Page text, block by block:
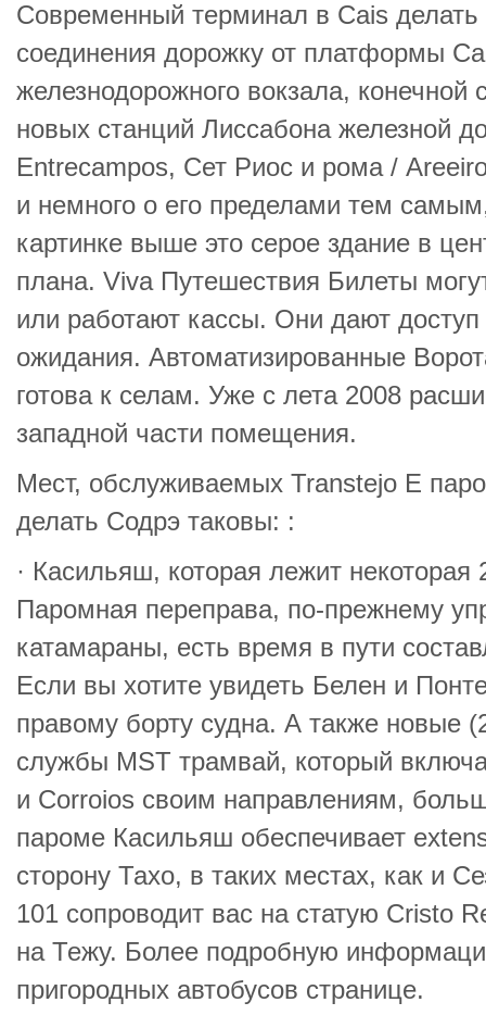
Современный терминал в Cais делать
соединения дорожку от платформы
железнодорожного вокзала,
новых станций Лиссабона железной
Entrecampos, Сет Риос и рома /
и немного о его пределами тем
картинке выше это серое здание в
плана. Viva Путешествия Билеты
или работают кассы. Они дают доступ
ожидания. Автоматизированные
готова к селам. Уже с лета 2008
западной части помещения.
Мест, обслуживаемых Transtejo E
делать Содрэ таковы: :
· Касильяш, которая лежит некоторая
Паромная переправа, по-прежнему
катамараны, есть время в пути
Если вы хотите увидеть Белен и
правому борту судна. А также новые
службы MST трамвай, который
и Corroios своим направлениям,
пароме Касильяш обеспечивает
сторону Тахо, в таких местах, как и
101 сопроводит вас на статую Cristo
на Тежу. Более подробную
пригородных автобусов странице.